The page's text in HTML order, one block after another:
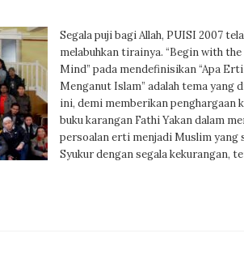
Segala puji bagi Allah, PUISI 2007
melabuhkan tirainya. “Begin with
Mind” pada mendefinisikan “Apa Erti
Menganut Islam” adalah tema yang
ini, demi memberikan penghargaan
buku karangan Fathi Yakan dalam
persoalan erti menjadi Muslim yang
Syukur dengan segala kekurangan,